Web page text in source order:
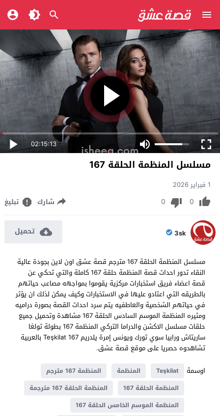
02:15:13
مسلسل المنظمة الحلقة 167
1 فبراير 2026
0
0 شارك تبليغ
3sk تحميل
مسلسل المنظمة الحلقة 167 مترجم قصة عشق اون لاين بجودة عالية
النقاء تدور احداث قصة المنظمة حلقة 167 كاملة والتي تحكي عن
قصة اعضاء فريق استخبارات مركزية يقوموا بمواجهه مصاعب حياتهم
بالطريقه التي اعتادو عليها في الاستخبارات وكيف يمكن لذلك ان يؤثر
في حياتهم الشخصية والعاطفيه يتم سرد احداث القصة بصورة دراميه
ومثيره المنظمة الموسم السادس الحلقة 167 مشاهدة وتحميل جميع
حلقات مسلسل الاكشن والدراما التركي المنظمة 167 بطولة تولغا
ساريتاش ورابيا سوي تورك ويونس إمرة يلدريم Teşkilat 167 بالعربية
تشاهدوه حصريا على موقع قصة عشق.
اوسمة
Teşkilat المنظمة
المنظمة 167 مترجم
المنظمة الحلقة 167
المنظمة الحلقة 167 مترجمة
المنظمة الموسم الخامس الحلقة 167